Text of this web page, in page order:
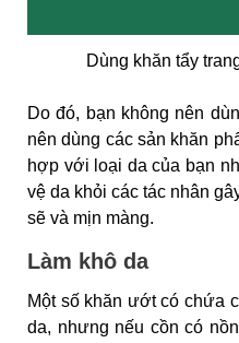
Dùng khăn tẩy
Do đó, bạn không nên
nên dùng các sản khăn
hợp với loại da của bạn
vệ da khỏi các tác nhân
sẽ và mịn màng.
Làm khô da
Một số khăn ướt có chứa
da, nhưng nếu cồn có